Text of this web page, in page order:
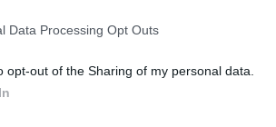
Data Processing Opt Outs
opt-out of the Sharing of my personal data.
esti buli vagy épp egy unalmas
az, hogy adatot
botrány kirobbanása után